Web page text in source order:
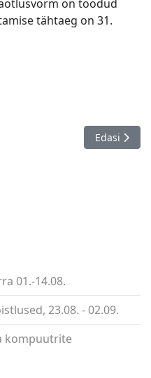
on toodud
tähtaeg on 31.
Chess Championship
Järgmine
Edasi
01.-14.08.
23.08. - 02.09.
kompuutrite